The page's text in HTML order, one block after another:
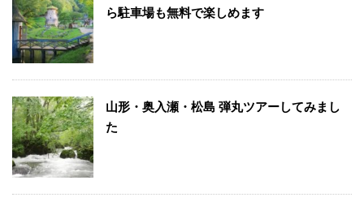
ら駐車場も無料で楽しめます
山形・奥入瀬・松島 弾丸ツアーしてみまし
た